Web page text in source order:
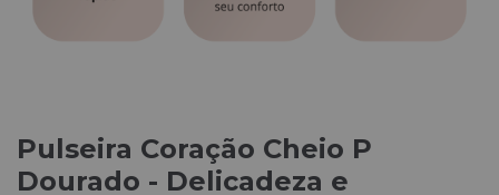
Pulseira Coração Cheio P
Dourado - Delicadeza e